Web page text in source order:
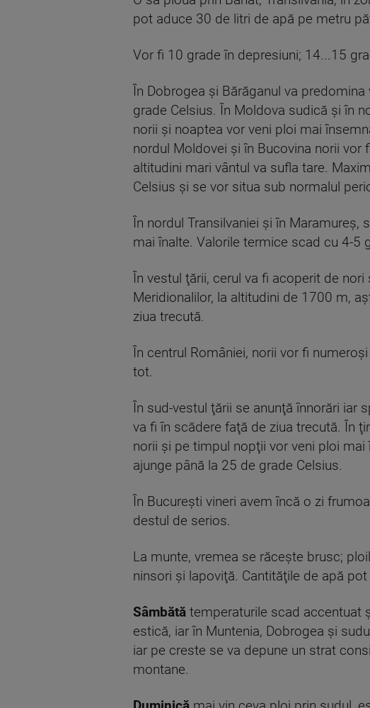
pot aduce 30 de litri de apă pe metru
Vor fi 10 grade în depresiuni; 14...15
În Dobrogea şi Bărăganul va
grade Celsius. În Moldova sudică şi în
norii şi noaptea vor veni ploi mai
nordul Moldovei şi în Bucovina norii
altitudini mari vântul va sufla tare.
Celsius şi se vor situa sub normalul
În nordul Transilvaniei şi în
mai înalte. Valorile termice scad cu 4-5
În vestul ţării, cerul va fi acoperit de
Meridionalilor, la altitudini de 1700 m,
ziua trecută.
În centrul României, norii vor fi
tot.
În sud-vestul ţării se anunţă înnorări iar
va fi în scădere faţă de ziua trecută. În
norii şi pe timpul nopţii vor veni ploi
ajunge până la 25 de grade Celsius.
În Bucureşti vineri avem încă o zi
destul de serios.
La munte, vremea se răceşte brusc;
ninsori şi lapoviţă. Cantităţile de apă
Sâmbătă temperaturile scad accentuat
estică, iar în Muntenia, Dobrogea şi
iar pe creste se va depune un strat
montane.